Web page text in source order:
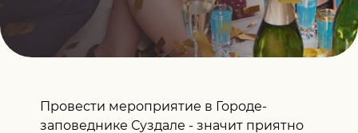
Провести мероприятие в Городе-
заповеднике Суздале - значит приятно